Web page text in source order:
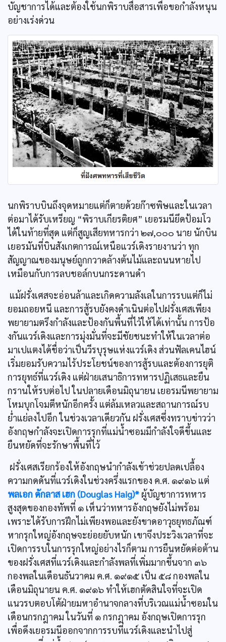
บัญชาการได้และต้องใช้นกพิราบสื่อสารเพื่อขอกำลังหนุน
อย่างเร่งด่วน
นกพิราบบินถึงจุดหมายแต่ก็ตายด้วยก๊าซพิษและในเวลา
ต่อมาได้รับเหรียญ “พิราบเกียรติยศ” เยอรมนียึดป้อมโว
ได้ในท้ายที่สุด แต่ก็สูญเสียทหารกว่า ๒๗,๐๐๐ นาย นักบิน
เยอรมันที่บินสังเกตการณ์เหนือแวร์เดิงรายงานว่า ทุก
สัญญาณของมนุษย์ถูกกวาดล้างต้นไม้และถนนหายไป
เหมือนกับการลบชอล์กบนกระดานดำ
แม้ฝรั่งเศสจะอ่อนล้าและเกิดความลังเลในการรบแต่ก็ไม่
ยอมถอยหนี และการสู้รบยังคงดำเนินต่อไปฝรั่งเศสเพียง
พยายามตรึงกำลังและป้องกันพื้นที่ไว้ให้ได้เท่านั้น การป้อ
งกันแวร์เดิงและการมุ่งมั่นที่จะมีชัยชนะทำให้ในเวลาต่อ
มาเปแตงได้ชื่อว่าเป็นวีรบุรุษแห่งแวร์เดิง ส่วนฟัลเคนไฮน์
เริ่มยอมรับความไร้ประโยชน์ของการสู้รบและต้องการยุติ
การยุทธ์ที่แวร์เดิง แต่ฝ่ายเสนาธิการทหารปฏิเสธและยืน
กรานให้รบต่อไป ในปลายเดือนมิถุนายน เยอรมนีพยายาม
โหมบุกโจมตีหนักอีกครั้ง แต่ล้มเหลวและสถานการณ์รบ
ย่ำแย่ลงไปอีก ในช่วงเวลาเดียวกัน ฝรั่งเศสซึ่งทราบข่าวว่า
อังกฤษกำลังจะเปิดการรุกที่แม่น้ำซอมมีกำลังใจดีขึ้นและ
ยืนหยัดที่จะรักษาพื้นที่ไว้
ฝรั่งเศสเรียกร้องให้อังกฤษนำกำลังเข้าช่วยปลดเปลื้อง
ความกดดันที่แวร์เดิงในช่วงครึ่งแรกของ ค.ศ. ๑๙๑๖ แต่
พลเอก ดักลาส เฮก (Douglas Haig)* ผู้บัญชาการทหาร
สูงสุดของกองทัพที่ ๑ เห็นว่าทหารอังกฤษยังไม่พร้อม
เพราะได้รับการฝึกไม่เพียงพอและยังขาดอาวุธยุทธภัณฑ์
หากรุกใหญ่อังกฤษจะย่อยยับหนัก เขาจึงประวิงเวลาที่จะ
เปิดการรบในการรุกใหญ่อย่างไรก็ตาม การยืนหยัดต่อต้าน
ของฝรั่งเศสที่แวร์เดิงและกำลังพลที่เพิ่มมากขึ้นจาก ๓๖
กองพลในเดือนธันวาคม ค.ศ. ๑๙๑๕ เป็น ๕๘ กองพลใน
เดือนมิถุนายน ค.ศ. ๑๙๑๖ ทำให้เฮกตัดสินใจที่จะเปิด
แนวรบตอบโต้ฝ่ายมหาอำนาจกลางที่บริเวณแม่น้ำซอมใน
เดือนกรกฎาคม ในวันที่ ๑ กรกฎาคม อังกฤษเปิดการรุก
เพื่อดึงเยอรมนีออกจากการรบที่แวร์เดิงและนำไปสู่